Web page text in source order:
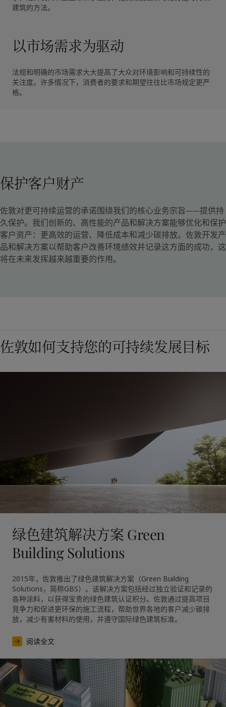
建筑的方法。
以市场需求为驱动
法规和明确的市场需求大大提高了大众对环境影响和可持续性的
关注度。许多情况下，消费者的要求和期望往往比市场规定更严
格。
保护客户财产
佐敦对更可持续运营的承诺围绕我们的核心业务宗旨——提供持
久保护。我们创新的、高性能的产品和解决方案能够优化和保护
客户资产：更高效的运营、降低成本和减少碳排放。佐敦开发产
品和解决方案以帮助客户改善环境绩效并记录这方面的成功，这
将在未来发挥越来越重要的作用。
佐敦如何支持您的可持续发展目标
绿色建筑解决方案 Green
Building Solutions
2015年，佐敦推出了绿色建筑解决方案（Green Building
Solutions，简称GBS）。该解决方案包括经过独立验证和记录的
各种涂料，以获得宝贵的绿色建筑认证积分。佐敦通过提高项目
竞争力和促进更环保的施工流程，帮助世界各地的客户减少碳排
放，减少有害材料的使用，并遵守国际绿色建筑标准。
阅读全文